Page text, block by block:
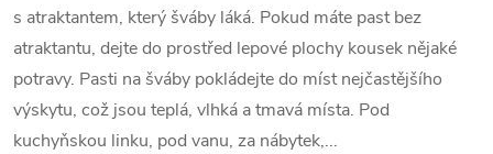
s atraktantem, který šváby láká. Pokud máte past bez
atraktantu, dejte do prostřed lepové plochy kousek nějaké
potravy. Pasti na šváby pokládejte do míst nejčastějšího
výskytu, což jsou teplá, vlhká a tmavá místa. Pod
kuchyňskou linku, pod vanu, za nábytek,...